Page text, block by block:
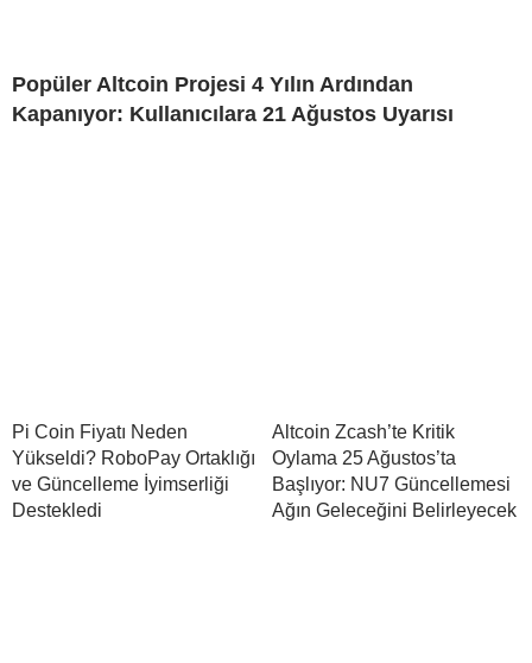
Popüler Altcoin Projesi 4 Yılın Ardından
Kapanıyor: Kullanıcılara 21 Ağustos Uyarısı
Pi Coin Fiyatı Neden
Yükseldi? RoboPay Ortaklığı
ve Güncelleme İyimserliği
Destekledi
Altcoin Zcash’te Kritik
Oylama 25 Ağustos’ta
Başlıyor: NU7 Güncellemesi
Ağın Geleceğini Belirleyecek